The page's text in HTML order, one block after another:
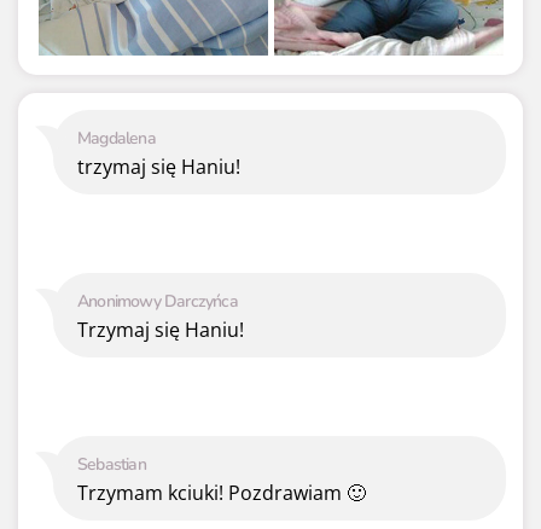
Sebastian
Trzymam kciuki! Pozdrawiam 🙂
Anonimowy Darczyńca
Trzymaj się Haniu!
Magdalena
trzymaj się Haniu!